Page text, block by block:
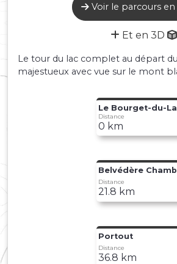
Voir le parcours en
Et en 3D
Le tour du lac complet au départ
majestueux avec vue sur le mont
Le Bourget-du-
Distance
0 km
Belvédère
Distance
21.8 km
Portout
Distance
36.8 km